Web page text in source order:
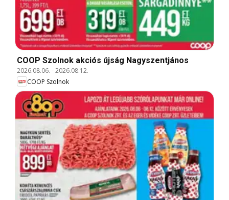
COOP Szolnok akciós újság Nagyszentjános
2026.08.06. -2026.08.12.
COOP Szolnok